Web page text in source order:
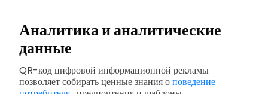
Аналитика и аналитические
данные
QR-код цифровой информационной рекламы
позволяет собирать ценные знания оповедение